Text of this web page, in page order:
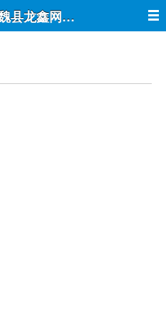
县龙鑫网络 post:true